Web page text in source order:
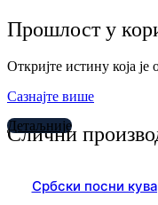
Прошлост у
Откријте истину која је
Сазнајте више
Слични
Детаљније
Србски посни